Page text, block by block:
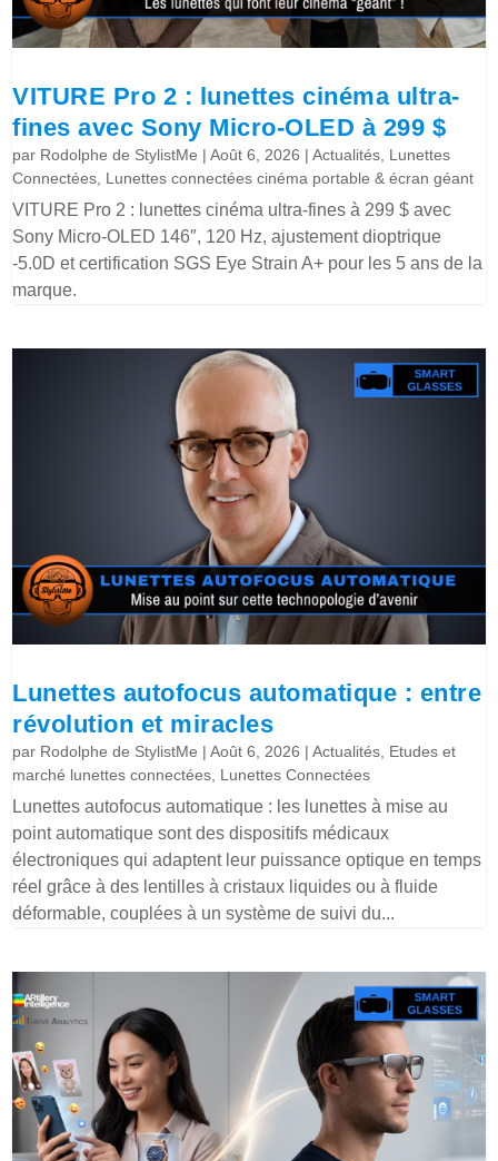
VITURE Pro 2 : lunettes cinéma ultra-
fines avec Sony Micro-OLED à 299 $
par Rodolphe de StylistMe |Août 6, 2026 |Actualités Lunettes
Connectées Lunettes connectées cinéma portable & écran géant
VITURE Pro 2 : lunettes cinéma ultra-fines à 299 $ avec
Sony Micro-OLED 146″, 120 Hz, ajustement dioptrique
-5.0D et certification SGS Eye Strain A+ pour les 5 ans de la
marque.
Lunettes autofocus automatique : entre
révolution et miracles
par Rodolphe de StylistMe |Août 6, 2026 |Actualités Etudes et
marché lunettes connectées Lunettes Connectées
Lunettes autofocus automatique : les lunettes à mise au
point automatique sont des dispositifs médicaux
électroniques qui adaptent leur puissance optique en temps
réel grâce à des lentilles à cristaux liquides ou à fluide
déformable, couplées à un système de suivi du...